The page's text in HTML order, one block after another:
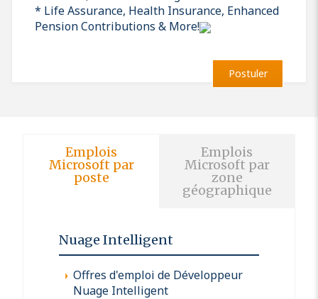
* Life Assurance, Health Insurance, Enhanced
Pension Contributions & More!
Postuler
Emplois
Microsoft par
poste
Emplois
Microsoft par
zone
géographique
Nuage Intelligent
Offres d'emploi de Développeur
Nuage Intelligent